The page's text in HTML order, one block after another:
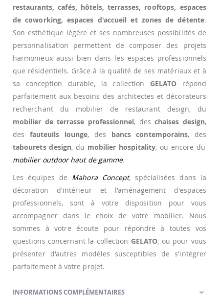
restaurants, cafés, hôtels, terrasses, rooftops, espaces
de coworking, espaces d'accueil et zones de détente.
Son esthétique légère et ses nombreuses possibilités de
personnalisation permettent de composer des projets
harmonieux aussi bien dans les espaces professionnels
que résidentiels. Grâce à la qualité de ses matériaux et à
sa conception durable, la collection GELATO répond
parfaitement aux besoins des architectes et décorateurs
recherchant du mobilier de restaurant design, du
mobilier de terrasse professionnel, des chaises design,
des fauteuils lounge, des bancs contemporains, des
tabourets design, du mobilier hospitality, ou encore du
mobilier outdoor haut de gamme.
Les équipes de Mahora Concept, spécialisées dans la
décoration d'intérieur et l'aménagement d'espaces
professionnels, sont à votre disposition pour vous
accompagner dans le choix de votre mobilier. Nous
sommes à votre écoute pour répondre à toutes vos
questions concernant la collection GELATO, ou pour vous
présenter d'autres modèles susceptibles de s'intégrer
parfaitement à votre projet.
INFORMATIONS COMPLÉMENTAIRES